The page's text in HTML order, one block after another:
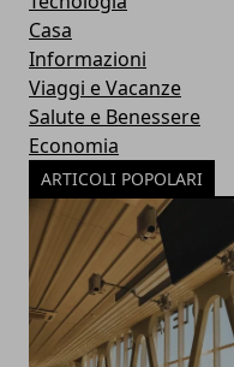
Casa
Informazioni
Viaggi e Vacanze
Salute e Benessere
Economia
ARTICOLI POPOLARI